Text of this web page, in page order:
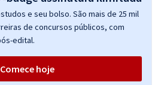
da Nova Capital do Brasil -
Administrador
à vista
e seu bolso. São mais de 25 mil
de concursos públicos, com
edital.
Comece hoje